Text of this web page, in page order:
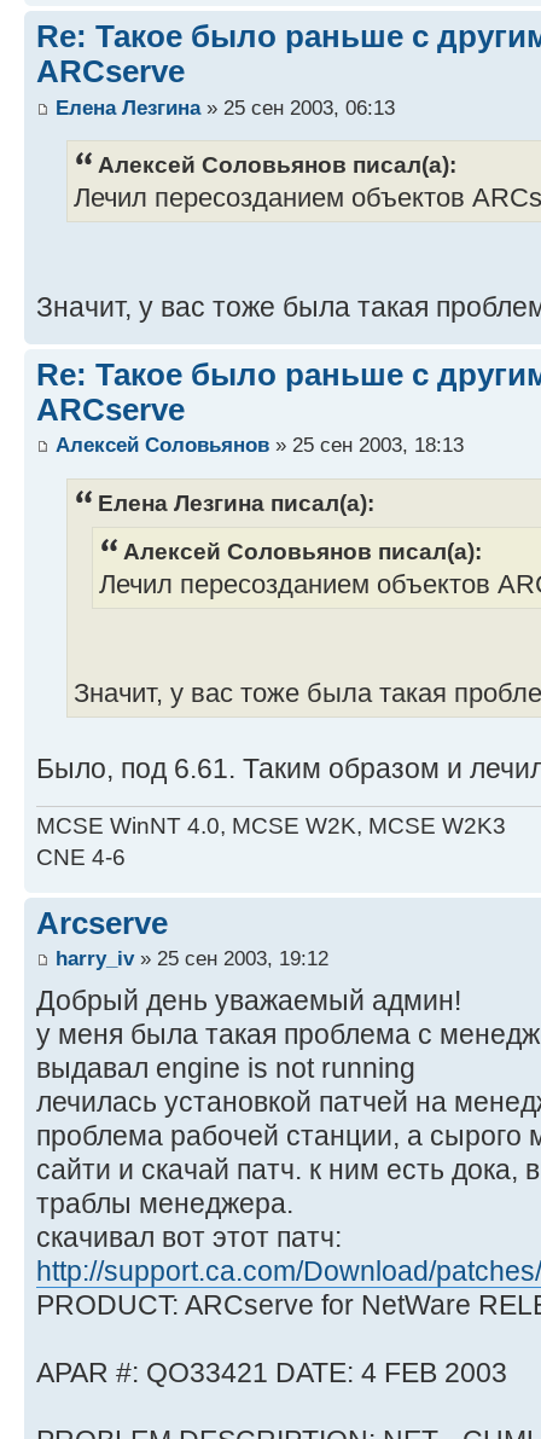
Re: Такое было раньше с
ARCserve
Елена Лезгина» 25 сен 2003, 06:13
Алексей Соловьянов писал(а):
Лечил пересозданием объектов
Значит, у вас тоже была такая
Re: Такое было раньше с
ARCserve
Алексей Соловьянов » 25 сен 2003, 18:13
Елена Лезгина писал(а):
Алексей Соловьянов писал(а):
Лечил пересозданием объектов
Значит, у вас тоже была такая
Было, под 6.61. Таким образом и
MCSE WinNT 4.0, MCSE W2K, MCSE W2K3
CNE 4-6
Arcserve
harry_iv» 25 сен 2003, 19:12
Добрый день уважаемый админ!
у меня была такая проблема с
выдавал engine is not running
лечилась установкой патчей на
проблема рабочей станции, а сырого
сайти и скачай патч. к ним есть дока,
траблы менеджера.
скачивал вот этот патч:
http://support.ca.com/Download/
PRODUCT: ARCserve for NetWare
APAR #: QO33421 DATE: 4 FEB 2003